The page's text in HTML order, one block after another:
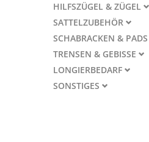
HILFSZÜGEL & ZÜGEL
SATTELZUBEHÖR
SCHABRACKEN & PADS
TRENSEN & GEBISSE
LONGIERBEDARF
SONSTIGES